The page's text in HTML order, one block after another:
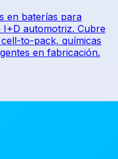
en baterías para
automotriz. Cubre
to-pack, químicas
en fabricación.